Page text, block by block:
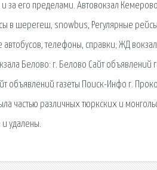
и за его пределами. Автовокзал
в шерегеш, snowbus, Регулярные
автобусов, телефоны, справки; ЖД
Белово: г. Белово Сайт
объявлений газеты Поиск-Инфо г.
частью различных тюркских и
и удалены.